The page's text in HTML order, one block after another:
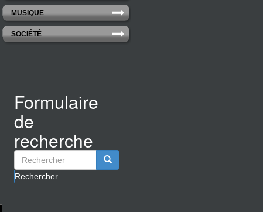
MUSIQUE
SOCIÉTÉ
Formulaire
de
recherche
Rechercher